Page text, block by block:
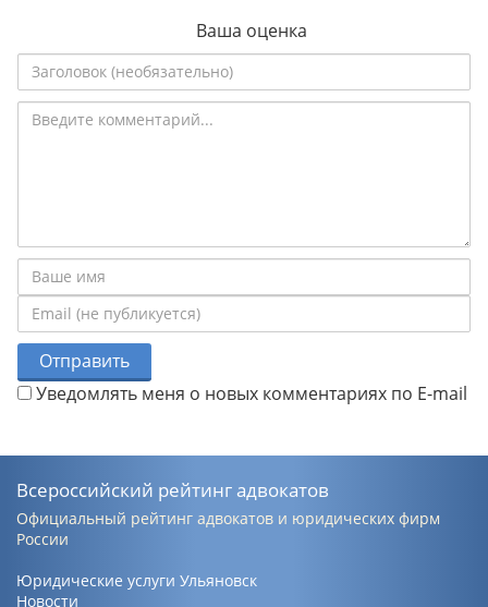
Ваша оценка
Отправить
Уведомлять меня о новых комментариях по E-mail
Всероссийский рейтинг адвокатов
Официальный рейтинг адвокатов и юридических фирм
России
Юридические услуги Ульяновск
Новости